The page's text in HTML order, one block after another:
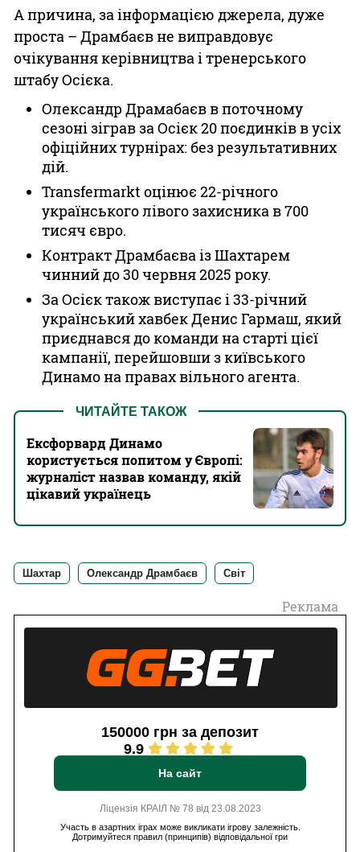
А причина, за інформацією джерела, дуже
проста – Драмбаєв не виправдовує
очікування керівництва і тренерського
штабу Осієка.
Олександр Драмабаєв в поточному
сезоні зіграв за Осієк 20 поєдинків в усіх
офіційних турнірах: без результативних
дій.
Transfermarkt оцінює 22-річного
українського лівого захисника в 700
тисяч євро.
Контракт Драмбаєва із Шахтарем
чинний до 30 червня 2025 року.
За Осієк також виступає і 33-річний
український хавбек Денис Гармаш, який
приєднався до команди на старті цієї
кампанії, перейшовши з київського
Динамо на правах вільного агента.
ЧИТАЙТЕ ТАКОЖ
Ексфорвард Динамо
користується попитом у Європі:
журналіст назвав команду, якій
цікавий українець
Шахтар Олександр Драмбаєв Світ
Реклама
150000 грн за депозит
9.9
На сайт
Ліцензія КРАІЛ № 78 від 23.08.2023
Участь в азартних іграх може викликати ігрову залежність.
Дотримуйтеся правил (принципів) відповідальної гри